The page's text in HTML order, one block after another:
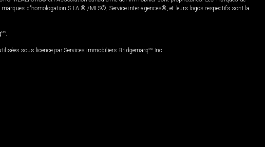
d'homologation S.I.A.® /MLS®, Service inter-agences®, et leurs logos respectifs sont la
MD
sous licence par Services immobiliers BridgemarqMD Inc.